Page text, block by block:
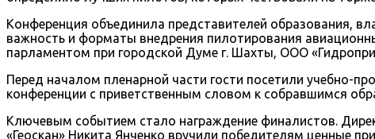
Конференция объединила представителей образования,
важность и форматы внедрения пилотирования
парламентом при городской Думе г. Шахты, ООО
Перед началом пленарной части гости посетили учебно-
конференции с приветственным словом к собравшимся
Ключевым событием стало награждение финалистов.
«Геоскан» Никита Янченко вручили победителям ценные